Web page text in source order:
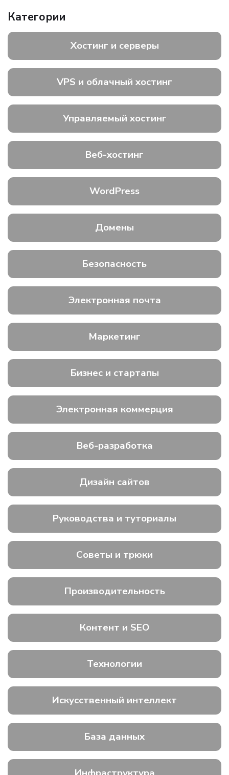
Категории
Хостинг и серверы
VPS и облачный хостинг
Управляемый хостинг
Веб-хостинг
WordPress
Домены
Безопасность
Электронная почта
Маркетинг
Бизнес и стартапы
Электронная коммерция
Веб-разработка
Дизайн сайтов
Руководства и туториалы
Советы и трюки
Производительность
Контент и SEO
Технологии
Искусственный интеллект
База данных